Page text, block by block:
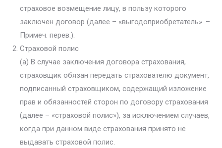
страховое возмещение лицу, в пользу которого
заключен договор (далее – «выгодоприобретатель». –
Примеч. перев.).
Страховой полис
(а) В случае заключения договора страхования,
страховщик обязан передать страхователю документ,
подписанный страховщиком, содержащий изложение
прав и обязанностей сторон по договору страхования
(далее – «страховой полис»), за исключением случаев,
когда при данном виде страхования принято не
выдавать страховой полис.